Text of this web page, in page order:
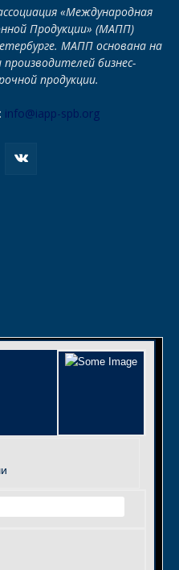
«Международная
Продукции» (МАПП)
МАПП основана на
бизнес-
продукции.
info@iapp-spb.org